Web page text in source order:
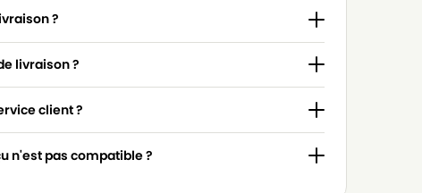
?
livraison ?
client ?
n'est pas compatible ?